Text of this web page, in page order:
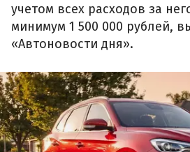
учетом всех расходов за
минимум 1 500 000 рублей,
«Автоновости дня».